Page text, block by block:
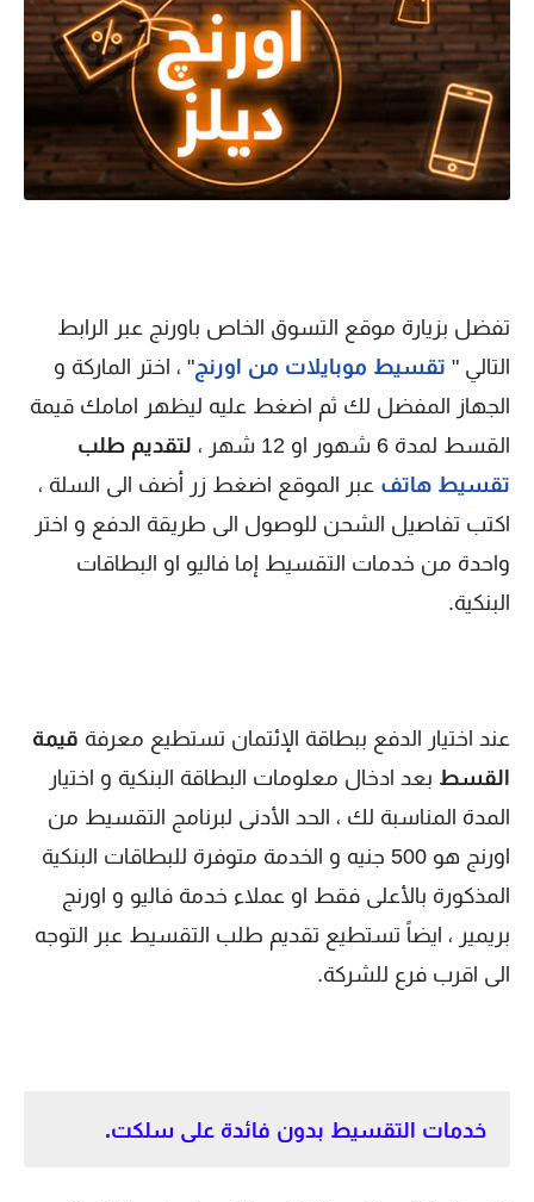
تفضل بزيارة موقع التسوق الخاص باورنج عبر الرابط
التالي " تقسيط موبايلات من اورنج" ، اختر الماركة و
الجهاز المفضل لك ثم اضغط عليه ليظهر امامك قيمة
القسط لمدة 6 شهور او 12 شهر ،
لتقديم طلب
تقسيط هاتف عبر الموقع اضغط زر أضف الى السلة ،
اكتب تفاصيل الشحن للوصول الى طريقة الدفع و اختر
واحدة من خدمات التقسيط إما فاليو او البطاقات
البنكية.
عند اختيار الدفع ببطاقة الإئتمان تستطيع معرفة قيمة
القسط بعد ادخال معلومات البطاقة البنكية و اختيار
المدة المناسبة لك ، الحد الأدنى لبرنامج التقسيط من
اورنج هو 500 جنيه و الخدمة متوفرة للبطاقات البنكية
المذكورة بالأعلى فقط او عملاء خدمة فاليو و اورنج
بريمير ، ايضاً تستطيع تقديم طلب التقسيط عبر التوجه
الى اقرب فرع للشركة.
خدمات التقسيط بدون فائدة على سلكت.